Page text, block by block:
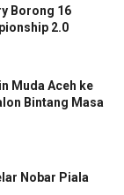
Borong 16
2.0
Muda Aceh ke
Bintang Masa
Nobar Piala